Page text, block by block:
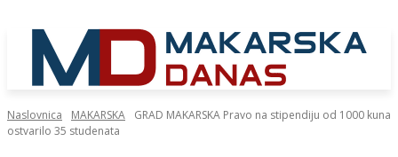
Naslovnica MAKARSKA
GRAD MAKARSKA Pravo na stipendiju od 1000 kuna
ostvarilo 35 studenata